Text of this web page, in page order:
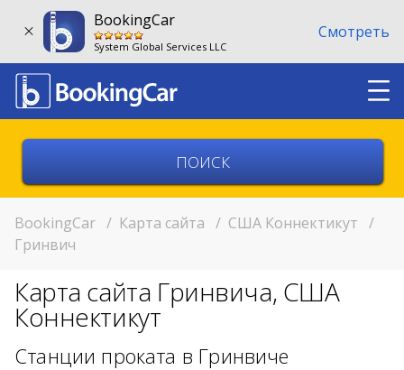
BookingCar
System Global Services LLC
Смотреть
Выберите город
Возврат в другом месте?
BookingCar / Карта сайта / США Коннектикут /
Гринвич
Карта сайта Гринвича, США
Коннектикут
Станции проката в Гринвиче